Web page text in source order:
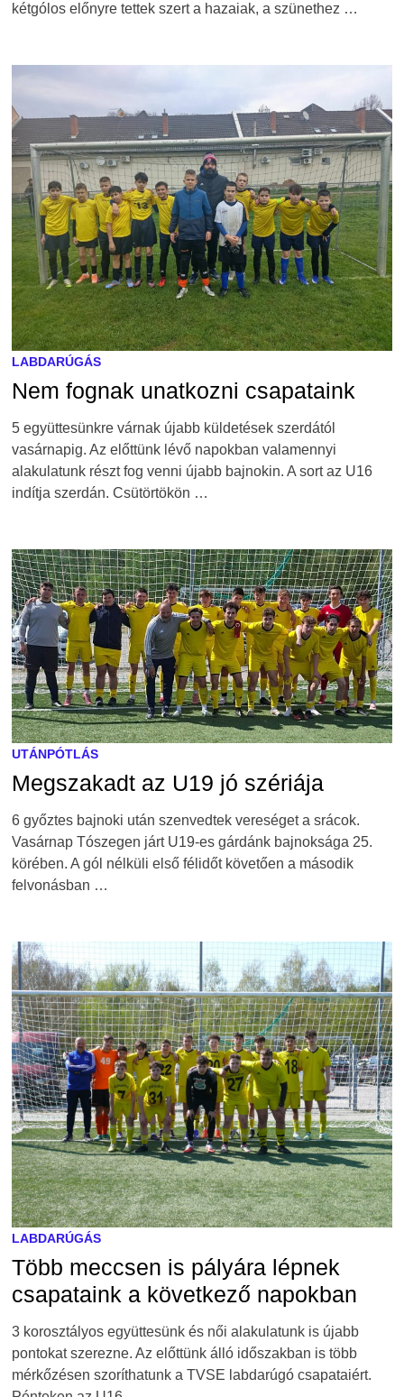
kétgólos előnyre tettek szert a hazaiak, a szünethez …
LABDARÚGÁS
Nem fognak unatkozni csapataink
5 együttesünkre várnak újabb küldetések szerdától
vasárnapig. Az előttünk lévő napokban valamennyi
alakulatunk részt fog venni újabb bajnokin. A sort az U16
indítja szerdán. Csütörtökön …
UTÁNPÓTLÁS
Megszakadt az U19 jó szériája
6 győztes bajnoki után szenvedtek vereséget a srácok.
Vasárnap Tószegen járt U19-es gárdánk bajnoksága 25.
körében. A gól nélküli első félidőt követően a második
felvonásban …
LABDARÚGÁS
Több meccsen is pályára lépnek
csapataink a következő napokban
3 korosztályos együttesünk és női alakulatunk is újabb
pontokat szerezne. Az előttünk álló időszakban is több
mérkőzésen szoríthatunk a TVSE labdarúgó csapataiért.